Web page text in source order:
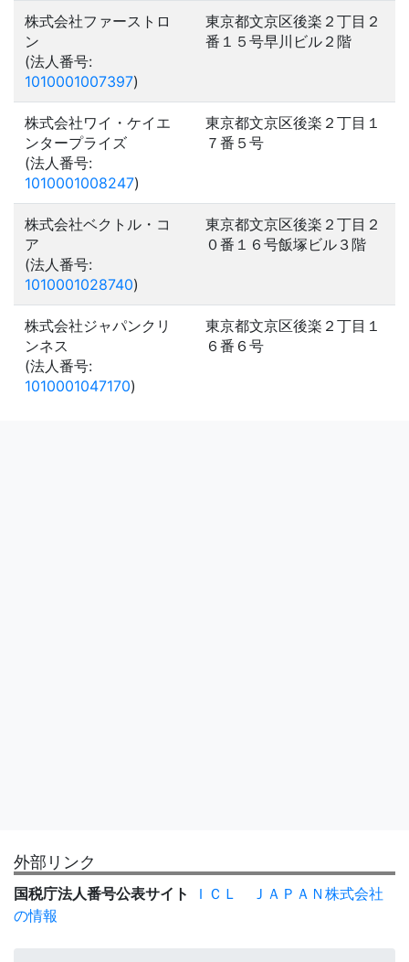
株式会社ファーストロ
ン
(法人番号:
1010001007397)
東京都文京区後楽２丁目２
番１５号早川ビル２階
株式会社ワイ・ケイエ
ンタープライズ
(法人番号:
1010001008247)
東京都文京区後楽２丁目１
７番５号
株式会社ベクトル・コ
ア
(法人番号:
1010001028740)
東京都文京区後楽２丁目２
０番１６号飯塚ビル３階
株式会社ジャパンクリ
ンネス
(法人番号:
1010001047170)
東京都文京区後楽２丁目１
６番６号
外部リンク
国税庁法人番号公表サイト
ＩＣＬ ＪＡＰＡＮ株式会社
の情報